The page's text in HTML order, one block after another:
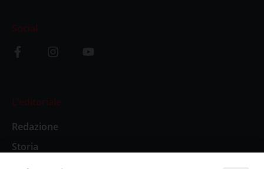
Social
L’editoriale
Redazione
Storia